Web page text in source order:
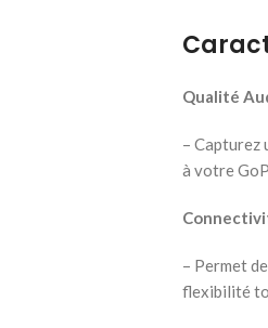
Qualité
– Capturez
à votre
– Permet
flexibilité